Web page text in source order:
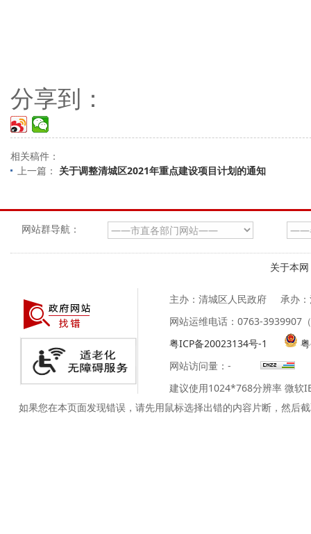
分享到：
相关稿件：
上一篇： 关于调整清城区2021年重点建设项目计划的通知
网站群导航：
关于本网
主办：清城区人民政府
承办
网站运维电话：0763-3939907
粤ICP备20023134号-1
网站访问量： -
建议使用1024*768分辨率 微软
如果您在本页面发现错误，请先用鼠标选择出错的内容片断，然后